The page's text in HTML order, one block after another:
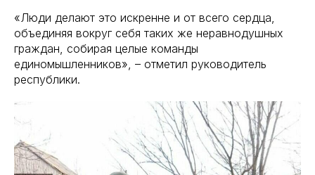
«Люди делают это искренне и от всего сердца,
объединяя вокруг себя таких же неравнодушных
граждан, собирая целые команды
единомышленников», – отметил руководитель
республики.